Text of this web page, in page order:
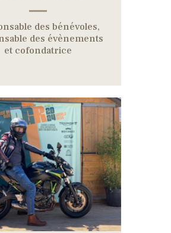
des bénévoles,
des évènements
et cofondatrice